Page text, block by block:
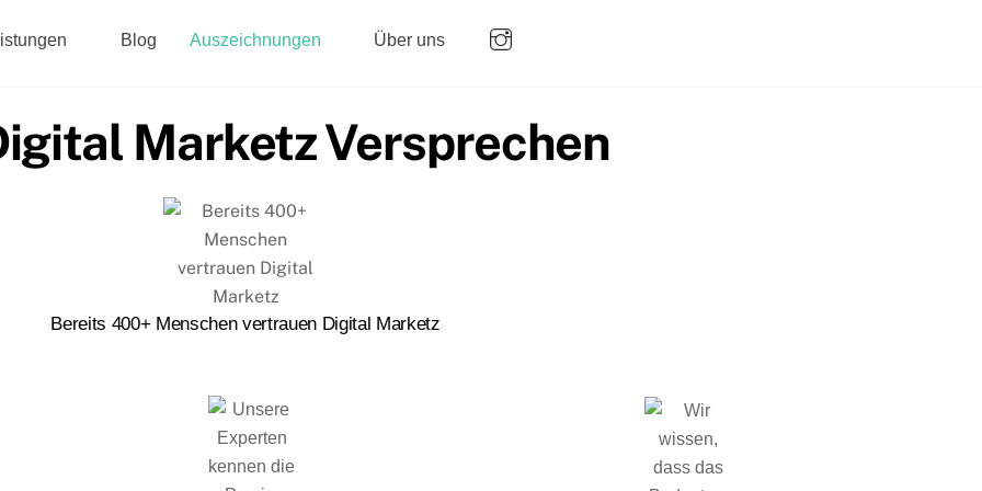
Blog Auszeichnungen Über uns
Marketz Versprechen
Bereits 400+ Menschen vertrauen Digital Marketz